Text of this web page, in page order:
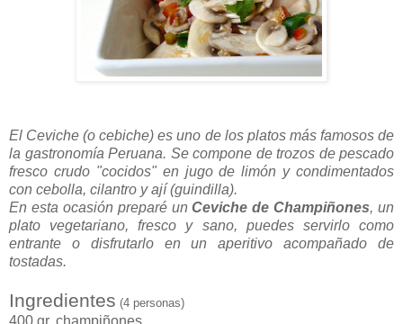
El Ceviche (o cebiche) es uno de los platos más famosos de
la gastronomía Peruana. Se compone de trozos de pescado
fresco crudo "cocidos" en jugo de limón y condimentados
con cebolla, cilantro y ají (guindilla).
En esta ocasión preparé unCeviche de Champiñones, un
plato vegetariano, fresco y sano, puedes servirlo como
entrante o disfrutarlo en un aperitivo acompañado de
tostadas.
Ingredientes (4 personas)